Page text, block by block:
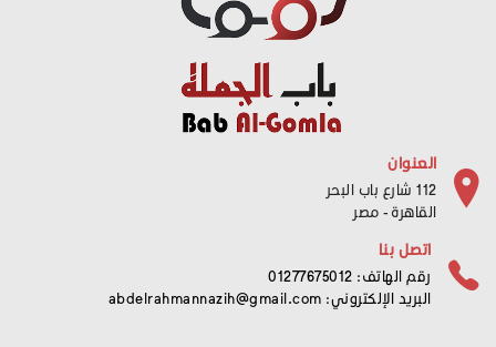
العنوان
112 شارع باب البحر
القاهرة - مصر
اتصل بنا
رقم الهاتف: 01277675012
البريد الإلكتروني: abdelrahmannazih@gmail.com